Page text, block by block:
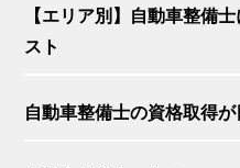
【エリア別】自動車整備
スト
自動車整備士の資格取得